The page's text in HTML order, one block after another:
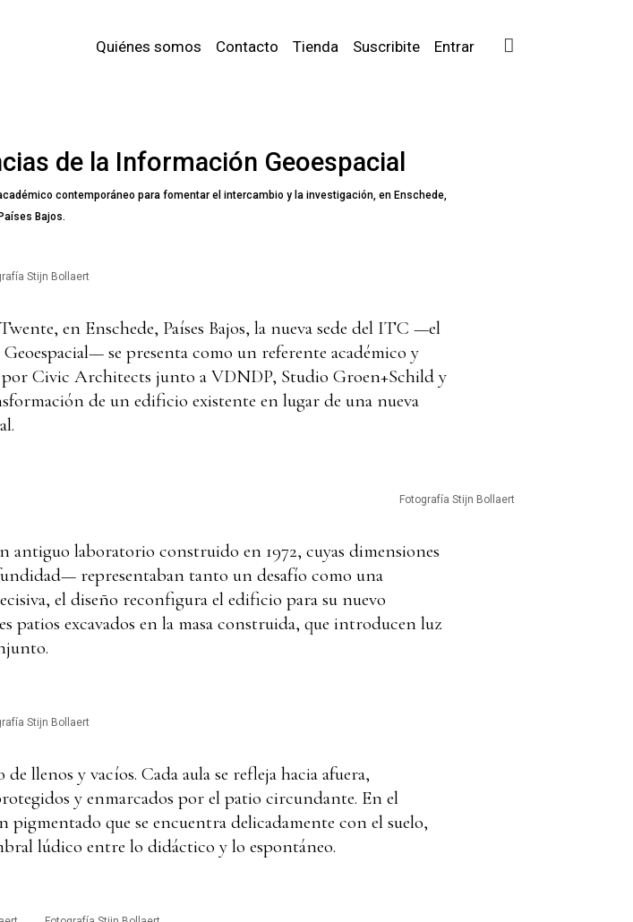
Quiénes somos Contacto Tienda Suscribite Entrar
de la Información Geoespacial
contemporáneo para fomentar el intercambio y la investigación, en Enschede,
Países Bajos.
Stijn Bollaert
en Enschede, Países Bajos, la nueva sede del ITC —el
se presenta como un referente académico y
Civic Architects junto a VDNDP, Studio Groen+Schild y
de un edificio existente en lugar de una nueva
Fotografía Stijn Bollaert
antiguo laboratorio construido en 1972, cuyas dimensiones
representaban tanto un desafío como una
el diseño reconfigura el edificio para su nuevo
excavados en la masa construida, que introducen luz
Stijn Bollaert
llenos y vacíos. Cada aula se refleja hacia afuera,
y enmarcados por el patio circundante. En el
que se encuentra delicadamente con el suelo,
lúdico entre lo didáctico y lo espontáneo.